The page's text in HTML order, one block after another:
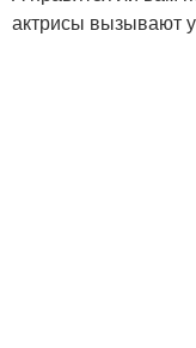
актрисы вызывают